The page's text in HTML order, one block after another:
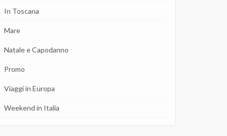
In Toscana
Mare
Natale e Capodanno
Promo
Viaggi in Europa
Weekend in Italia